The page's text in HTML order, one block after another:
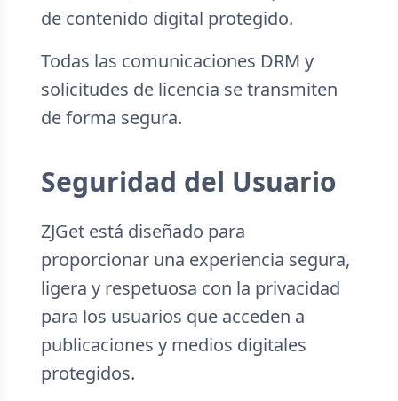
de contenido digital protegido.
Todas las comunicaciones DRM y
solicitudes de licencia se transmiten
de forma segura.
Seguridad del Usuario
ZJGet está diseñado para
proporcionar una experiencia segura,
ligera y respetuosa con la privacidad
para los usuarios que acceden a
publicaciones y medios digitales
protegidos.